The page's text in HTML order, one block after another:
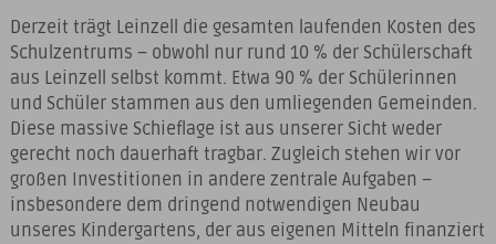
Derzeit trägt Leinzell die gesamten laufenden Kosten des
Schulzentrums – obwohl nur rund 10 % der Schülerschaft
aus Leinzell selbst kommt. Etwa 90 % der Schülerinnen
und Schüler stammen aus den umliegenden Gemeinden.
Diese massive Schieflage ist aus unserer Sicht weder
gerecht noch dauerhaft tragbar. Zugleich stehen wir vor
großen Investitionen in andere zentrale Aufgaben –
insbesondere dem dringend notwendigen Neubau
unseres Kindergartens, der aus eigenen Mitteln finanziert